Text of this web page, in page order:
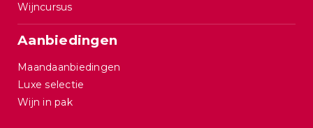
Wijncursus
Aanbiedingen
Maandaanbiedingen
Luxe selectie
Wijn in pak